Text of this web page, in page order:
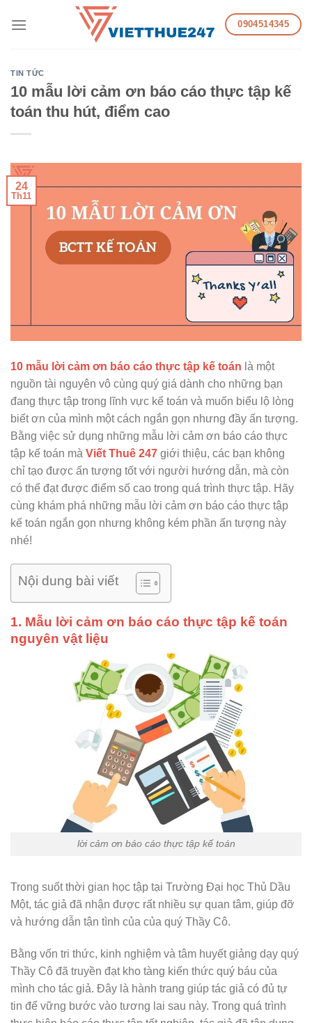
0904514345
TIN TỨC
10 mẫu lời cảm ơn báo cáo thực tập kế
toán thu hút, điểm cao
24
Th11
10 mẫu lời cảm ơn báo cáo thực tập kế toán là một
nguồn tài nguyên vô cùng quý giá dành cho những bạn
đang thực tập trong lĩnh vực kế toán và muốn biểu lộ lòng
biết ơn của mình một cách ngắn gọn nhưng đầy ấn tượng.
Bằng việc sử dụng những mẫu lời cảm ơn báo cáo thực
tập kế toán mà Viết Thuê 247 giới thiệu, các bạn không
chỉ tạo được ấn tượng tốt với người hướng dẫn, mà còn
có thể đạt được điểm số cao trong quá trình thực tập. Hãy
cùng khám phá những mẫu lời cảm ơn báo cáo thực tập
kế toán ngắn gọn nhưng không kém phần ấn tượng này
nhé!
Nội dung bài viết
1. Mẫu lời cảm ơn báo cáo thực tập kế toán
nguyên vật liệu
lời cảm ơn báo cáo thực tập kế toán
Trong suốt thời gian học tập tại Trường Đại học Thủ Dầu
Một, tác giả đã nhận được rất nhiều sự quan tâm, giúp đỡ
và hướng dẫn tận tình của của quý Thầy Cô.
Bằng vốn tri thức, kinh nghiệm và tâm huyết giảng dạy quý
Thầy Cô đã truyền đạt kho tàng kiến thức quý báu của
mình cho tác giả. Đây là hành trang giúp tác giả có đủ tự
tin để vững bước vào tương lai sau này. Trong quá trình